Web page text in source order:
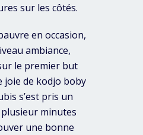
sur les côtés.
en occasion,
ambiance,
le premier but
joie de kodjo boby
s’est pris un
plusieur minutes
une bonne